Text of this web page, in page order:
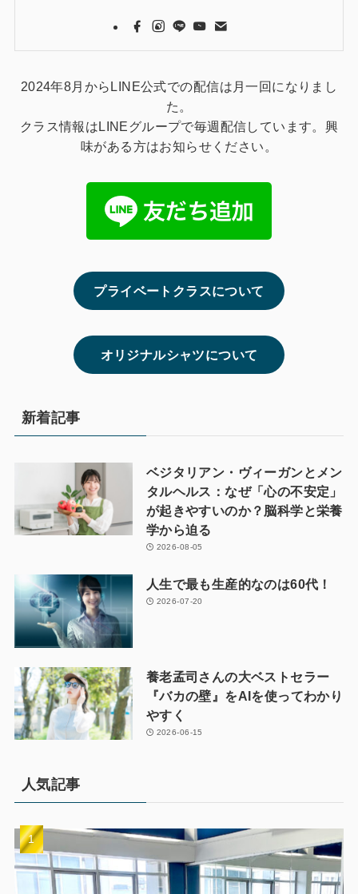
2024年8月からLINE公式での配信は月一回になりまし
た。
クラス情報はLINEグループで毎週配信しています。興
味がある方はお知らせください。
プライベートクラスについて
オリジナルシャツについて
新着記事
ベジタリアン・ヴィーガンとメン
タルヘルス：なぜ「心の不安定」
が起きやすいのか？脳科学と栄養
学から迫る
2026-08-05
人生で最も生産的なのは60代！
2026-07-20
養老孟司さんの大ベストセラー
『バカの壁』をAIを使ってわかり
やすく
2026-06-15
人気記事